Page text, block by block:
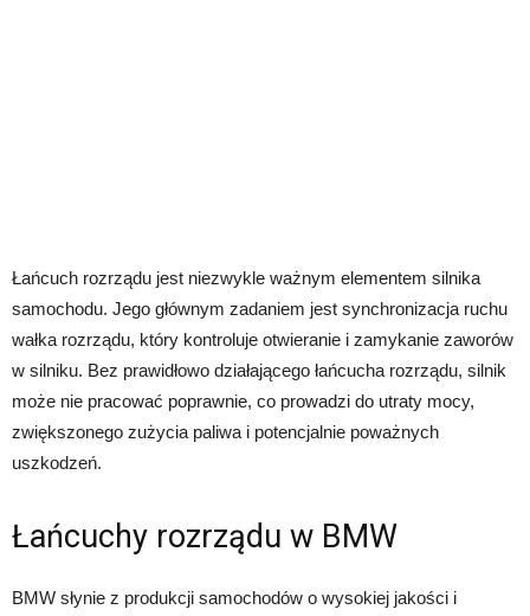
Łańcuch rozrządu jest niezwykle ważnym elementem silnika
samochodu. Jego głównym zadaniem jest synchronizacja ruchu
wałka rozrządu, który kontroluje otwieranie i zamykanie zaworów
w silniku. Bez prawidłowo działającego łańcucha rozrządu, silnik
może nie pracować poprawnie, co prowadzi do utraty mocy,
zwiększonego zużycia paliwa i potencjalnie poważnych
uszkodzeń.
Łańcuchy rozrządu w BMW
BMW słynie z produkcji samochodów o wysokiej jakości i